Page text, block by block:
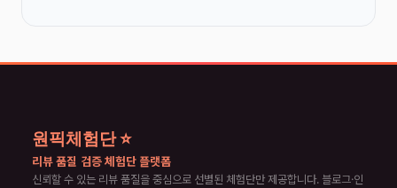
원픽체험단 ⭐
리뷰 품질 검증 체험단 플랫폼
신뢰할 수 있는 리뷰 품질을 중심으로 선별된 체험단만 제공합니다. 블로그·인